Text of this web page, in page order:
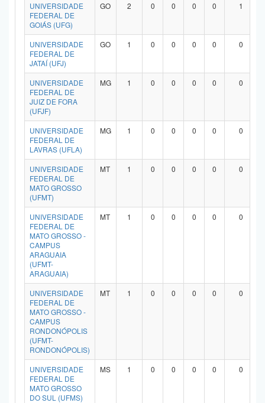
UNIVERSIDADE
FEDERAL DE
GOIÁS (UFG)
GO 2 0 0 0 0 1
UNIVERSIDADE
FEDERAL DE
JATAÍ (UFJ)
GO 1 0 0 0 0 0
UNIVERSIDADE
FEDERAL DE
JUIZ DE FORA
(UFJF)
MG 1 0 0 0 0 0
UNIVERSIDADE
FEDERAL DE
LAVRAS (UFLA)
MG 1 0 0 0 0 0
UNIVERSIDADE
FEDERAL DE
MATO GROSSO
(UFMT)
MT 1 0 0 0 0 0
UNIVERSIDADE
FEDERAL DE
MATO GROSSO -
CAMPUS
ARAGUAIA
(UFMT-
ARAGUAIA)
MT 1 0 0 0 0 0
UNIVERSIDADE
FEDERAL DE
MATO GROSSO -
CAMPUS
RONDONÓPOLIS
(UFMT-
RONDONÓPOLIS)
MT 1 0 0 0 0 0
UNIVERSIDADE
FEDERAL DE
MATO GROSSO
DO SUL (UFMS)
MS 1 0 0 0 0 0